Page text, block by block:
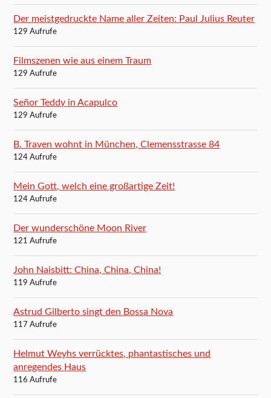
Der meistgedruckte Name aller Zeiten: Paul Julius Reuter
129 Aufrufe
Filmszenen wie aus einem Traum
129 Aufrufe
Señor Teddy in Acapulco
129 Aufrufe
B. Traven wohnt in München, Clemensstrasse 84
124 Aufrufe
Mein Gott, welch eine großartige Zeit!
124 Aufrufe
Der wunderschöne Moon River
121 Aufrufe
John Naisbitt: China, China, China!
119 Aufrufe
Astrud Gilberto singt den Bossa Nova
117 Aufrufe
Helmut Weyhs verrücktes, phantastisches und
anregendes Haus
116 Aufrufe